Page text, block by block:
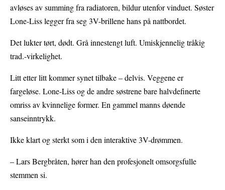
avløses av summing fra radiatoren, bildur utenfor vinduet. Søster
Lone-Liss legger fra seg 3V-brillene hans på nattbordet.
Det lukter tørt, dødt. Grå innestengt luft. Umiskjennelig tråkig
trad.-virkelighet.
Litt etter litt kommer synet tilbake – delvis. Veggene er
fargeløse. Lone-Liss og de andre søstrene bare halvdefinerte
omriss av kvinnelige former. En gammel manns døende
sanseinntrykk.
Ikke klart og sterkt som i den interaktive 3V-drømmen.
– Lars Bergbråten, hører han den profesjonelt omsorgsfulle
stemmen si.